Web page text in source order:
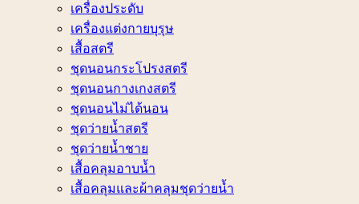
เครื่องประดับ
เครื่องแต่งกายบุรุษ
เสื้อสตรี
ชุดนอนกระโปรงสตรี
ชุดนอนกางเกงสตรี
ชุดนอนไม่ได้นอน
ชุดว่ายน้ำสตรี
ชุดว่ายน้ำชาย
เสื้อคลุมอาบน้ำ
เสื้อคลุมและผ้าคลุมชุดว่ายน้ำ